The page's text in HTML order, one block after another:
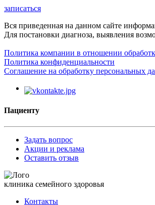
записаться
Вся приведенная на данном сайте
Для постановки диагноза, выявления
Политика компании в отношении
Политика конфиденциальности
Соглашение на обработку персональных
Пациенту
Задать вопрос
Акции и реклама
Оставить отзыв
клиника семейного здоровья
Контакты